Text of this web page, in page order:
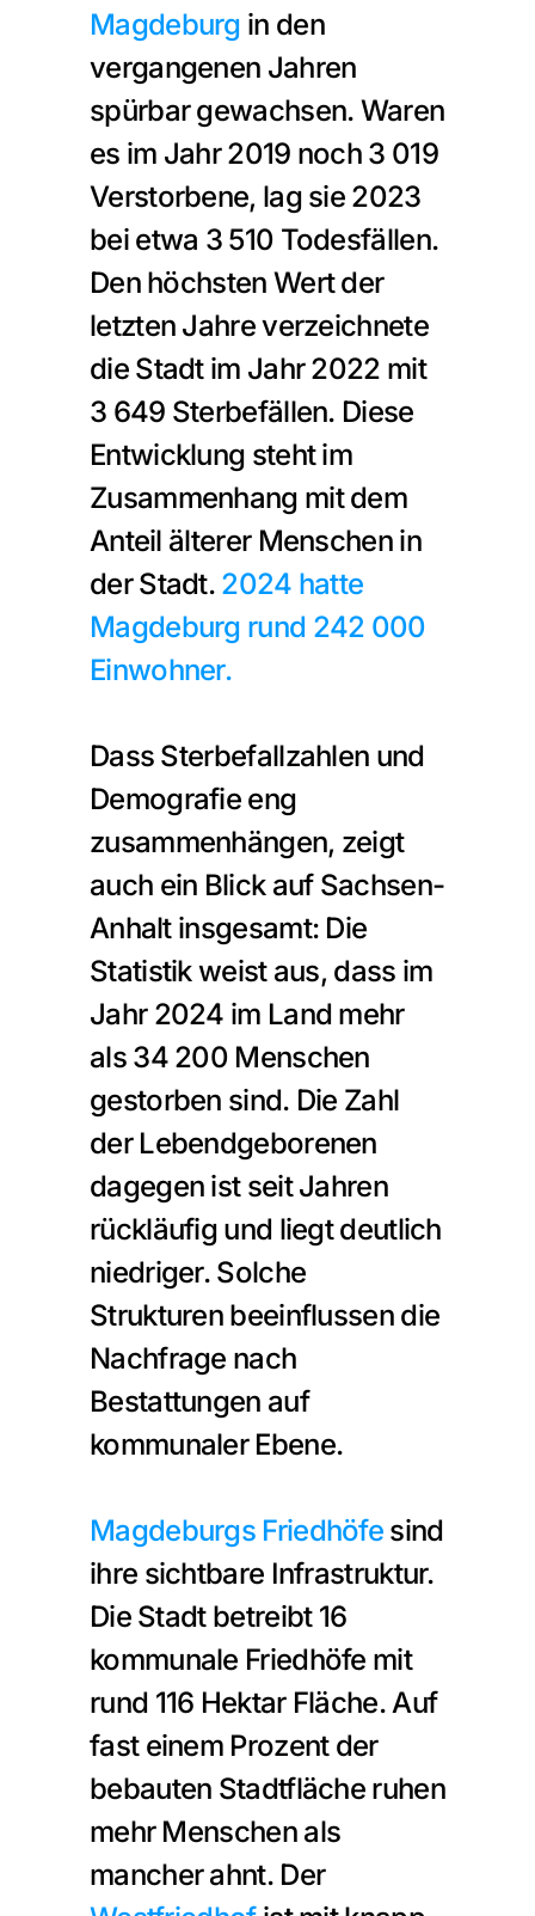
Magdeburg in den
vergangenen Jahren
spürbar gewachsen. Waren
es im Jahr 2019 noch 3 019
Verstorbene, lag sie 2023
bei etwa 3 510 Todesfällen.
Den höchsten Wert der
letzten Jahre verzeichnete
die Stadt im Jahr 2022 mit
3 649 Sterbefällen. Diese
Entwicklung steht im
Zusammenhang mit dem
Anteil älterer Menschen in
der Stadt. 2024 hatte
Magdeburg rund 242 000
Einwohner.
Dass Sterbefallzahlen und
Demografie eng
zusammenhängen, zeigt
auch ein Blick auf Sachsen-
Anhalt insgesamt: Die
Statistik weist aus, dass im
Jahr 2024 im Land mehr
als 34 200 Menschen
gestorben sind. Die Zahl
der Lebendgeborenen
dagegen ist seit Jahren
rückläufig und liegt deutlich
niedriger. Solche
Strukturen beeinflussen die
Nachfrage nach
Bestattungen auf
kommunaler Ebene.
Magdeburgs Friedhöfe sind
ihre sichtbare Infrastruktur.
Die Stadt betreibt 16
kommunale Friedhöfe mit
rund 116 Hektar Fläche. Auf
fast einem Prozent der
bebauten Stadtfläche ruhen
mehr Menschen als
mancher ahnt. Der